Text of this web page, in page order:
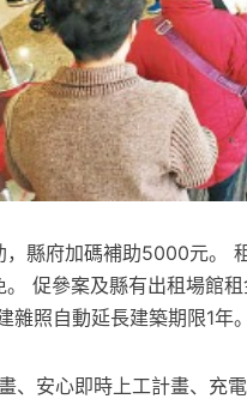
，縣府加碼補助5000元。
。 促參案及縣有出租場館
雜照自動延長建築期限1年。
、安心即時上工計畫、充電